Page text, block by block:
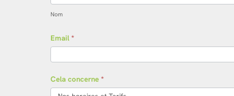
Nom
Email *
Cela concerne *